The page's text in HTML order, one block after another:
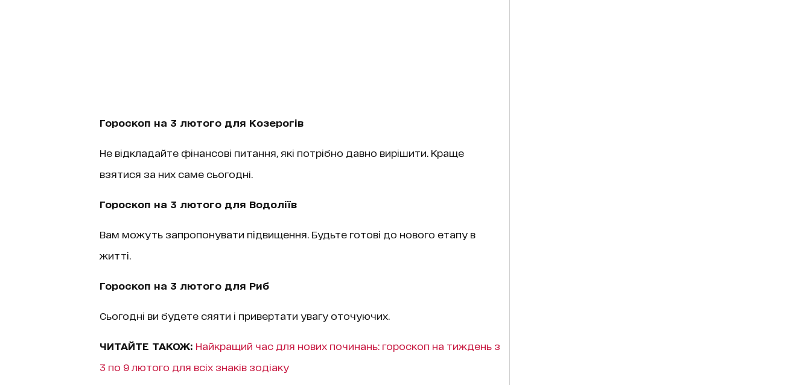
Гороскоп на 3 лютого для Козерогів
Не відкладайте фінансові питання, які потрібно давно вирішити. Краще
взятися за них саме сьогодні.
Гороскоп на 3 лютого для Водоліїв
Вам можуть запропонувати підвищення. Будьте готові до нового етапу в
житті.
Гороскоп на 3 лютого для Риб
Сьогодні ви будете сяяти і привертати увагу оточуючих.
ЧИТАЙТЕ ТАКОЖ: Найкращий час для нових починань: гороскоп на тиждень з
3 по 9 лютого для всіх знаків зодіаку